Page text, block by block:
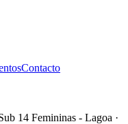
Contacto
14 Femininas - Lagoa ·